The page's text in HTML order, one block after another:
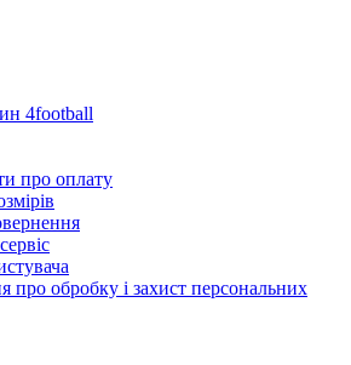
4football
про оплату
про обробку і захист персональних